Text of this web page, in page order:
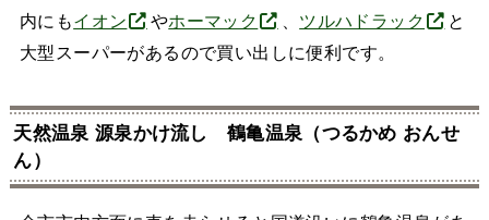
内にもイオン やホーマック ツルハドラック
と
大型スーパーがあるので買い出しに便利です。
天然温泉 源泉かけ流し 鶴亀温泉（つるかめ おんせ
ん）